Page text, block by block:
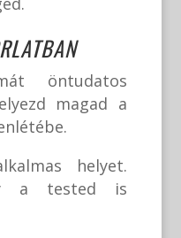
öntudatos
magad a
helyet.
a tested is